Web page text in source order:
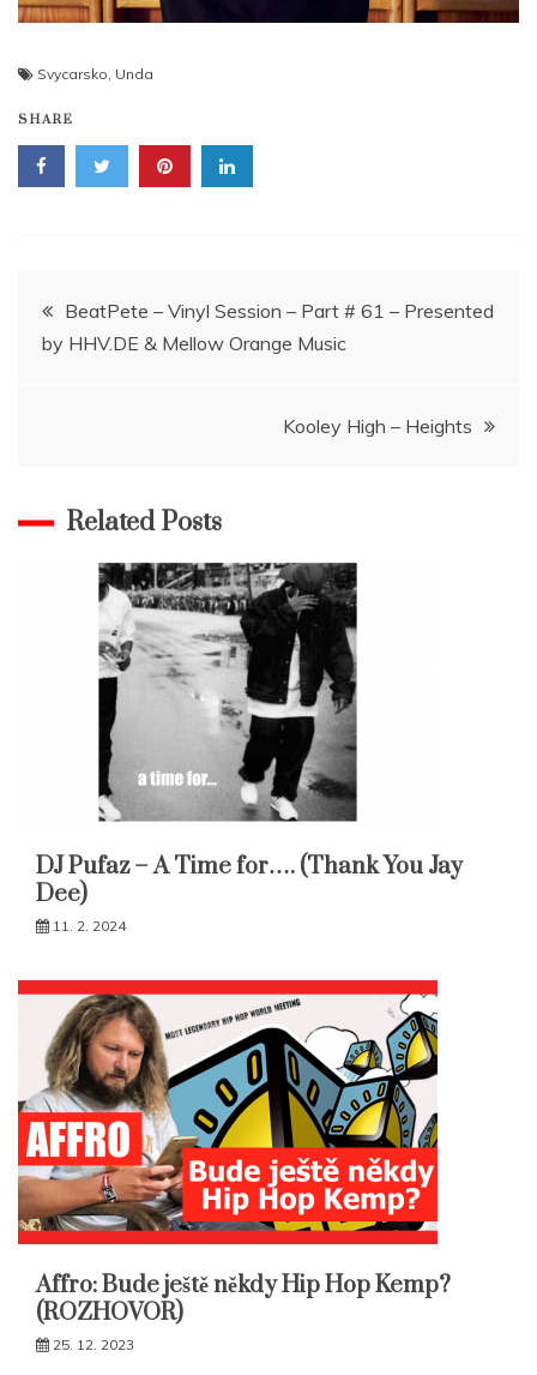
Svycarsko, Unda
SHARE
Navigace
pro
BeatPete – Vinyl Session – Part # 61 – Presented
by HHV.DE & Mellow Orange Music
Kooley High – Heights
Related Posts
DJ Pufaz – A Time for…. (Thank You Jay
Dee)
11. 2. 2024
Affro: Bude ještě někdy Hip Hop Kemp?
(ROZHOVOR)
25. 12. 2023